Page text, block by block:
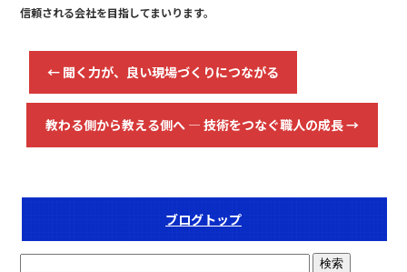
信頼される会社を目指してまいります。
← 聞く力が、良い現場づくりにつながる
教わる側から教える側へ ― 技術をつなぐ職人の成長→
ブログトップ